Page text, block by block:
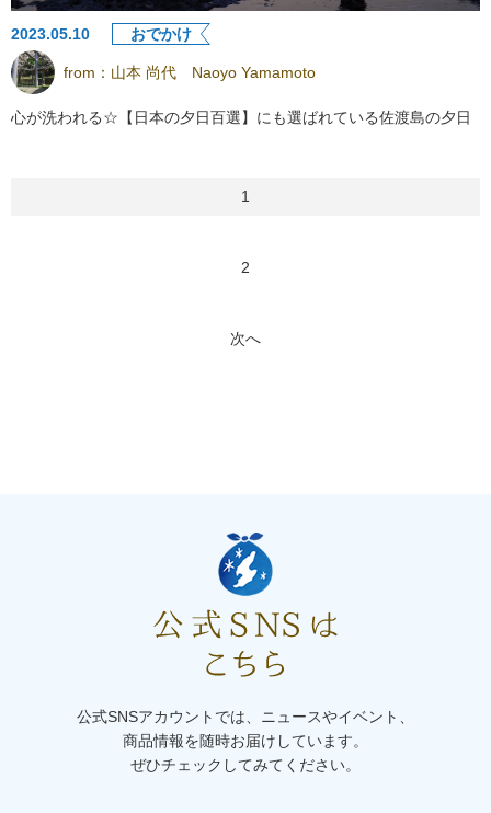
2023.05.10 おでかけ
from： 山本 尚代 Naoyo Yamamoto
心が洗われる☆【日本の夕日百選】にも選ばれている佐渡島の夕日
1
2
次へ
公式SNSアカウントでは、ニュースやイベント、
商品情報を随時お届けしています。
ぜひチェックしてみてください。